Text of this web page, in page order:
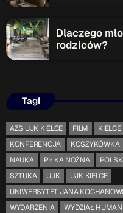
Dlaczego
rodziców?
Tagi
AZS UJK KIELCE FILM KIELCE
KONFERENCJA
KOSZYKÓWKA
NAUKA
PIŁKA NOŻNA
SZTUKA
UJK
UJK KIELCE
UNIWERSYTET JANA
WYDARZENIA
WYDZIAŁ